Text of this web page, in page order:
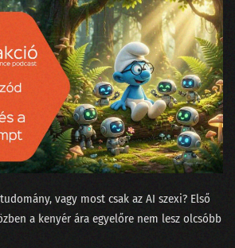
lesz még a focilabda gömbölyű?
in Excel
Lovelace, az első programozó nő
adatvizualizációval
az adatértés minimuma?
e a hiperperszonalizáció?
vagy most csak az AI szexi? Első
a kenyér ára egyelőre nem lesz olcsóbb